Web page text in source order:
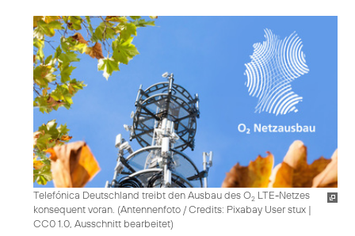
Telefónica Deutschland treibt den Ausbau des O2 LTE-Netzes
konsequent voran. (Antennenfoto / Credits: Pixabay User stux |
CC0 1.0, Ausschnitt bearbeitet)